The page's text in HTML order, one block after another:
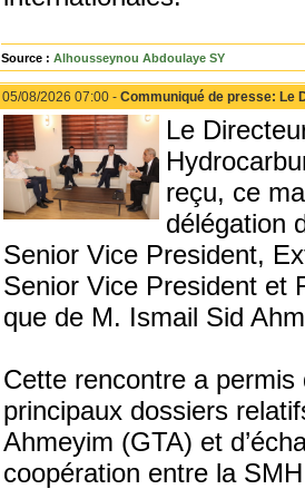
Source : Alhousseynou Abdoulaye SY
05/08/2026 07:00 - Communiqué de presse: Le
Le
reçu, ce
délégation
Senior Vice President,
Senior Vice President et
que de M. Ismail Sid
Cette rencontre a permis
principaux dossiers
Ahmeyim (GTA) et
coopération entre la